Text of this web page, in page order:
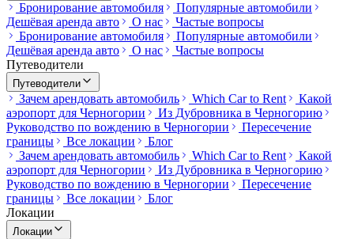
Бронирование автомобиля
Популярные автомобили
Дешёвая аренда авто
О нас
Частые вопросы
Бронирование автомобиля
Популярные автомобили
Дешёвая аренда авто
О нас
Частые вопросы
Путеводители
Путеводители
Зачем арендовать автомобиль Which Car to Rent
Какой
аэропорт для Черногории
Из Дубровника в Черногорию
Руководство по вождению в Черногории
Пересечение
границы
Все локации
Блог
Зачем арендовать автомобиль
Which Car to Rent
Какой
аэропорт для Черногории
Из Дубровника в Черногорию
Руководство по вождению в Черногории
Пересечение
границы
Все локации
Блог
Локации
Локации